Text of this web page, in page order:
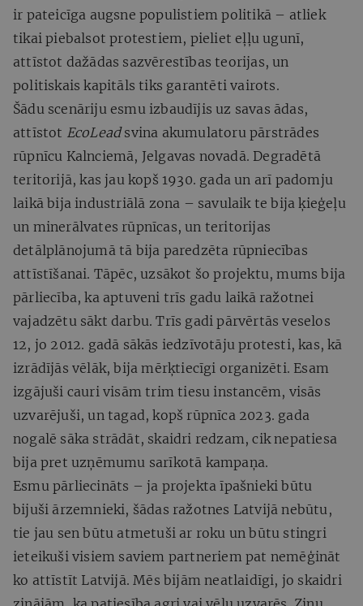
ir pateicīga augsne populistiem politikā – atliek
tikai piebalsot protestiem, pieliet eļļu ugunī,
attīstot dažādas sazvērestības teorijas, un
politiskais kapitāls tiks garantēti vairots.
Šādu scenāriju esmu izbaudījis uz savas ādas,
attīstot EcoLeadsvina akumulatoru pārstrādes
rūpnīcu Kalnciemā, Jelgavas novadā. Degradētā
teritorijā, kas jau kopš 1930. gada un arī padomju
laikā bija industriālā zona – savulaik te bija ķieģeļu
un minerālvates rūpnīcas, un teritorijas
detālplānojumā tā bija paredzēta rūpniecības
attīstīšanai. Tāpēc, uzsākot šo projektu, mums bija
pārliecība, ka aptuveni trīs gadu laikā ražotnei
vajadzētu sākt darbu. Trīs gadi pārvērtās veselos
12, jo 2012. gadā sākās iedzīvotāju protesti, kas, kā
izrādījās vēlāk, bija mērķtiecīgi organizēti. Esam
izgājuši cauri visām trim tiesu instancēm, visās
uzvarējuši, un tagad, kopš rūpnīca 2023. gada
nogalē sāka strādāt, skaidri redzam, cik nepatiesa
bija pret uzņēmumu sarīkotā kampaņa.
Esmu pārliecināts – ja projekta īpašnieki būtu
bijuši ārzemnieki, šādas ražotnes Latvijā nebūtu,
tie jau sen būtu atmetuši ar roku un būtu stingri
ieteikuši visiem saviem partneriem pat nemēģināt
ko attīstīt Latvijā. Mēs bijām neatlaidīgi, jo skaidri